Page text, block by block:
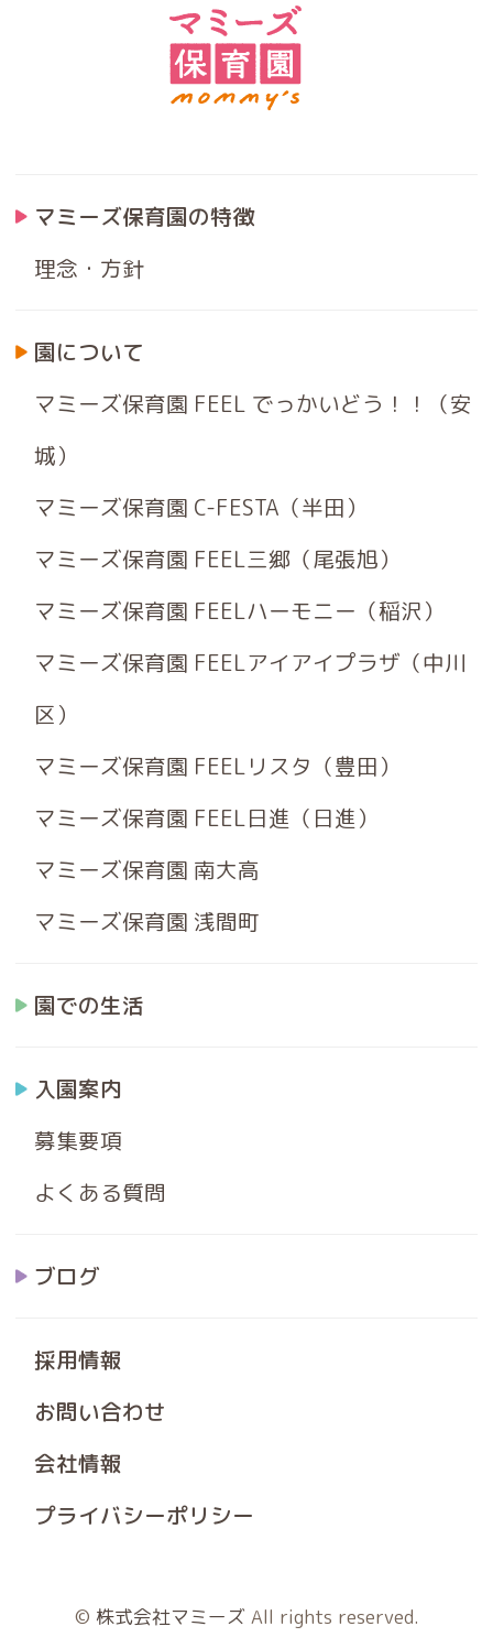
マミーズ保育園の特徴
理念・方針
園について
マミーズ保育園 FEEL でっかいどう！！（安
城）
マミーズ保育園 C-FESTA（半田）
マミーズ保育園 FEEL三郷（尾張旭）
マミーズ保育園 FEELハーモニー（稲沢）
マミーズ保育園 FEELアイアイプラザ（中川
区）
マミーズ保育園 FEELリスタ（豊田）
マミーズ保育園 FEEL日進（日進）
マミーズ保育園 南大高
マミーズ保育園 浅間町
園での生活
入園案内
募集要項
よくある質問
ブログ
採用情報
お問い合わせ
会社情報
プライバシーポリシー
© 株式会社マミーズ All rights reserved.